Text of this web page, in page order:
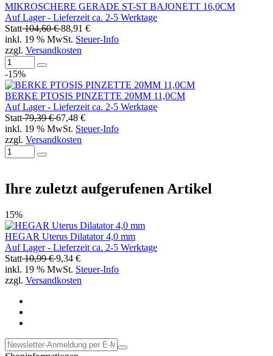
MIKROSCHERE GERADE ST-ST BAJONETT 16,0CM
Auf Lager - Lieferzeit ca. 2-5 Werktage
Statt104,60 €88,91 €
inkl. 19 % MwSt. Steuer-Info
zzgl. Versandkosten
-15%
BERKE PTOSIS PINZETTE 20MM 11,0CM
Auf Lager - Lieferzeit ca. 2-5 Werktage
Statt79,39 €67,48 €
inkl. 19 % MwSt. Steuer-Info
zzgl. Versandkosten
Ihre zuletzt aufgerufenen Artikel
15%
HEGAR Uterus Dilatator 4,0 mm
Auf Lager - Lieferzeit ca. 2-5 Werktage
Statt10,99 €9,34 €
inkl. 19 % MwSt. Steuer-Info
zzgl. Versandkosten